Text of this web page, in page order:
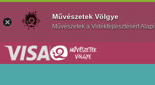
Művészetek Völgye
Művészetek a Vidékfejlesztésért